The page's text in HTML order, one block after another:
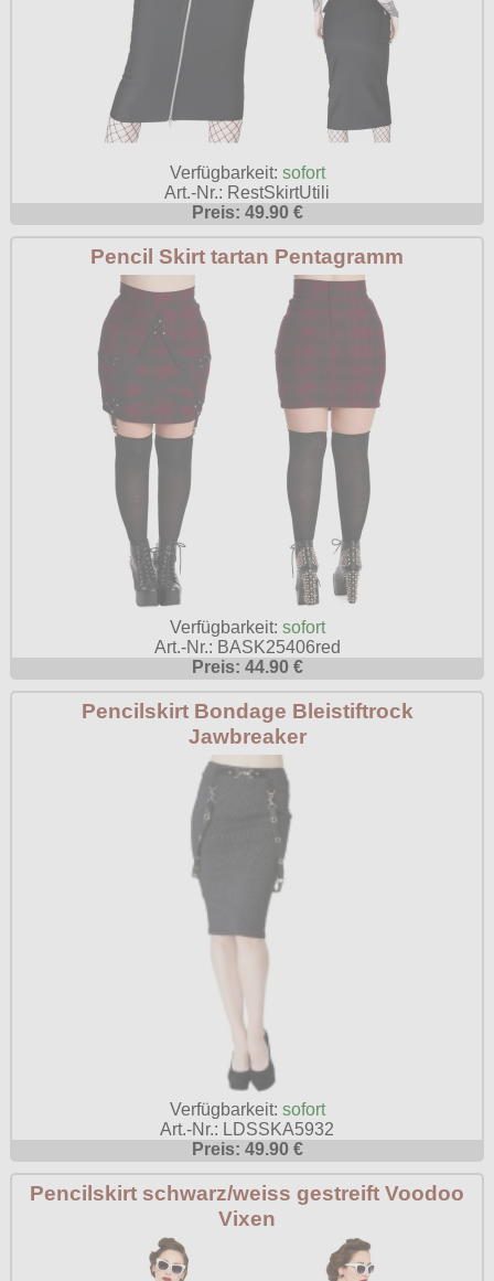
Verfügbarkeit: sofort
Art.-Nr.: RestSkirtUtili
Preis: 49.90 €
Pencil Skirt tartan Pentagramm
Verfügbarkeit: sofort
Art.-Nr.: BASK25406red
Preis: 44.90 €
Pencilskirt Bondage Bleistiftrock
Jawbreaker
Verfügbarkeit: sofort
Art.-Nr.: LDSSKA5932
Preis: 49.90 €
Pencilskirt schwarz/weiss gestreift Voodoo
Vixen